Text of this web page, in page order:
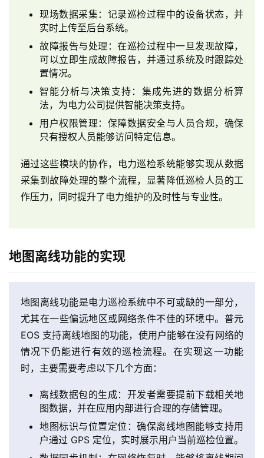
最
新
产
解
现场数据采集：记录巡检过程中的设备状态，并
实时上传至后台系统。
故障报告与处理：在巡检过程中一旦发现故障，
可以立即生成故障报告，并通过系统及时跟踪处
置情况。
智能分析与决策支持：集成先进的数据分析算
法，为电力公司提供智能决策支持。
用户权限管理：保障数据安全与人员合规，确保
只有授权人员能够访问特定信息。
通过这些模块的协作，电力巡检系统能够实现从数据
采集到故障处理的整个流程，显著降低巡检人员的工
作压力，同时提升了电力维护的及时性与专业性。
地图离线功能的实现
地图离线功能是电力巡检系统中不可或缺的一部分，
尤其在一些偏远地区或网络条件不佳的环境中。普元
EOS 支持离线地图的功能，使用户能够在没有网络的
情况下仍能进行有效的巡检流程。在实现这一功能
时，主要需要考虑以下几个方面：
离线数据包的生成：开发者需要提前下载相关地
图数据，并在应用内部进行合理的存储管理。
地图标识与位置定位：确保离线地图能够支持用
户通过 GPS 定位，实时展示用户当前巡检位置。